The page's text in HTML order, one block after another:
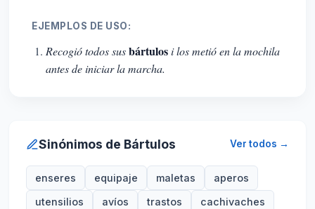
EJEMPLOS DE USO:
Recogió todos susbártulosi los metió en la mochila
antes de iniciar la marcha.
Sinónimos de Bártulos Ver todos →
enseres equipaje maletas aperos
utensilios avíos trastos cachivaches